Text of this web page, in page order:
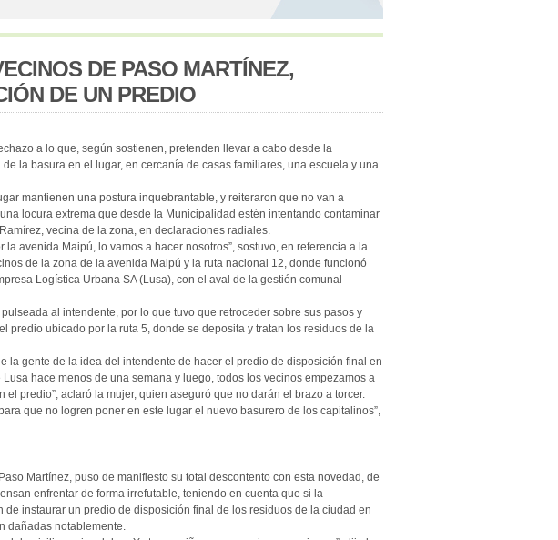
DE PASO MARTÍNEZ,
DE UN PREDIO
a lo que, según sostienen, pretenden llevar a cabo desde la
la basura en el lugar, en cercanía de casas familiares, una escuela y una
mantienen una postura inquebrantable, y reiteraron que no van a
locura extrema que desde la Municipalidad estén intentando contaminar
vecina de la zona, en declaraciones radiales.
la avenida Maipú, lo vamos a hacer nosotros”, sostuvo, en referencia a la
de la zona de la avenida Maipú y la ruta nacional 12, donde funcionó
Logística Urbana SA (Lusa), con el aval de la gestión comunal
al intendente, por lo que tuvo que retroceder sobre sus pasos y
predio ubicado por la ruta 5, donde se deposita y tratan los residuos de la
la gente de la idea del intendente de hacer el predio de disposición final en
hace menos de una semana y luego, todos los vecinos empezamos a
predio”, aclaró la mujer, quien aseguró que no darán el brazo a torcer.
que no logren poner en este lugar el nuevo basurero de los capitalinos”,
Martínez, puso de manifiesto su total descontento con esta novedad, de
enfrentar de forma irrefutable, teniendo en cuenta que si la
instaurar un predio de disposición final de los residuos de la ciudad en
dañadas notablemente.